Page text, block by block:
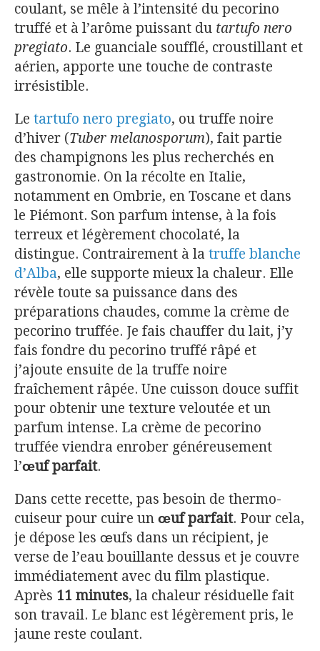
coulant, se mêle à l’intensité du pecorino
truffé et à l’arôme puissant du tartufo nero
pregiato. Le guanciale soufflé, croustillant et
aérien, apporte une touche de contraste
irrésistible.
Le tartufo nero pregiato, ou truffe noire
d’hiver (Tuber melanosporum), fait partie
des champignons les plus recherchés en
gastronomie. On la récolte en Italie,
notamment en Ombrie, en Toscane et dans
le Piémont. Son parfum intense, à la fois
terreux et légèrement chocolaté, la
distingue. Contrairement à la truffe blanche
d’Alba, elle supporte mieux la chaleur. Elle
révèle toute sa puissance dans des
préparations chaudes, comme la crème de
pecorino truffée. Je fais chauffer du lait, j’y
fais fondre du pecorino truffé râpé et
j’ajoute ensuite de la truffe noire
fraîchement râpée. Une cuisson douce suffit
pour obtenir une texture veloutée et un
parfum intense. La crème de pecorino
truffée viendra enrober généreusement
l’œuf parfait.
Dans cette recette, pas besoin de thermo-
cuiseur pour cuire un œuf parfait. Pour cela,
je dépose les œufs dans un récipient, je
verse de l’eau bouillante dessus et je couvre
immédiatement avec du film plastique.
Après 11 minutes, la chaleur résiduelle fait
son travail. Le blanc est légèrement pris, le
jaune reste coulant.